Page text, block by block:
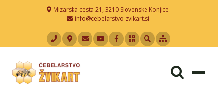
Mizarska cesta 21, 3210 Slovenske Konjice
info@cebelarstvo-zvikart.si